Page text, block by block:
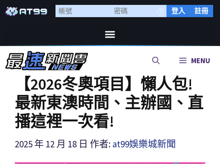
登入 註冊
MENU
【2026冬奧項目】懶人包!
最新東澳時間、主辦國、直
播這裡一次看!
2025 年 12 月 18 日 作者: at99娛樂城新聞